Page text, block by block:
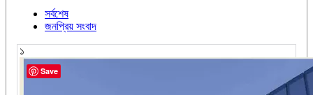
সর্বশেষ
জনপ্রিয় সংবাদ
১
Save